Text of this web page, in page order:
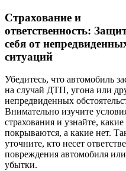
Страхование и
ответственность:
себя от
ситуаций
Убедитесь, что автомобиль
на случай ДТП, угона или
непредвиденных
Внимательно изучите
страхования и узнайте,
покрываются, а какие нет.
уточните, кто несет
повреждения автомобиля
убытки.